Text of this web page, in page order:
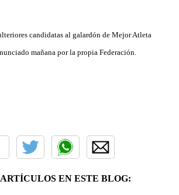
candidatas al galardón de Mejor Atleta
mañana por la propia Federación.
EN ESTE BLOG: